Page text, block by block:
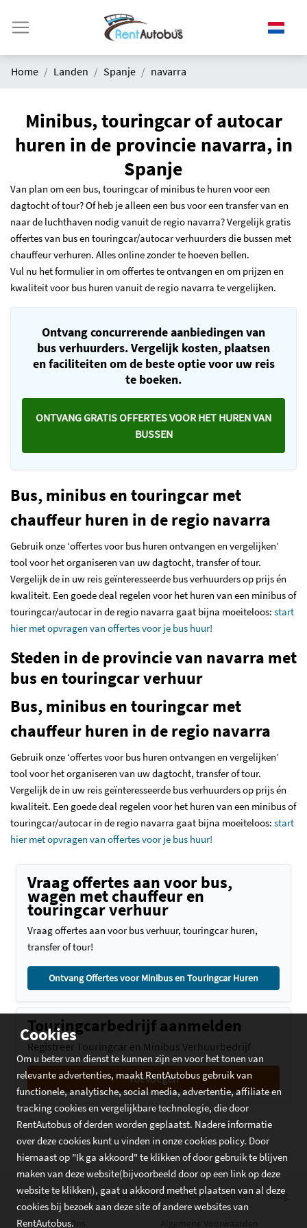
Home Landen Spanje navarra
Cookies
Om u beter van dienst te kunnen zijn en voor het tonen van
relevante advertenties, maakt RentAutobus gebruik van
functionele, analytische, social media, advertentie, affiliate en
tracking cookies en vergelijkbare technologie, die door
RentAutobus of derden worden geplaatst. Nadere informatie
over deze cookies kunt u vinden in onze cookies policy. Door
hiernaast op "Ik ga akkoord" te klikken of door gebruik te blijven
maken van deze website(bijvoorbeeld door op een link op deze
website te klikken), gaat u akkoord methet plaatsen van al deze
cookies bij bezoek aan deze site of andere websites van
RentAutobus.
Minibus, touringcar of autocar
huren in de provincie navarra, in
Spanje
Van plan om een bus, touringcar of minibus te huren voor een
dagtocht of tour? Of heb je alleen een bus voor een transfer van en
naar de luchthaven nodig vanuit de regio navarra? Vergelijk gratis
offertes van bus en touringcar/autocar verhuurders die bussen met
chauffeur verhuren. Alles online zonder te hoeven bellen.
Vul nu het formulier in om offertes te ontvangen en om prijzen en
kwaliteit voor bus huren vanuit de regio navarra te vergelijken.
Ontvang concurrerende aanbiedingen van
bus verhuurders. Vergelijk kosten, plaatsen
en faciliteiten om de beste optie voor uw reis
te boeken.
ONTVANG GRATIS OFFERTES VOOR HET HUREN VAN
BUSSEN
Bus, minibus en touringcar met
chauffeur huren in de regio navarra
Gebruik onze ‘offertes voor bus huren ontvangen en vergelijken’
tool voor het organiseren van uw dagtocht, transfer of tour.
Vergelijk de in uw reis geïnteresseerde bus verhuurders op prijs én
kwaliteit. Een goede deal regelen voor het huren van een minibus of
touringcar/autocar in de regio navarra gaat bijna moeiteloos: start
hier met opvragen van offertes voor je bus huur!
Steden in de provincie van navarra met
bus en touringcar verhuur
Bus, minibus en touringcar met
chauffeur huren in de regio navarra
Gebruik onze ‘offertes voor bus huren ontvangen en vergelijken’
tool voor het organiseren van uw dagtocht, transfer of tour.
Vergelijk de in uw reis geïnteresseerde bus verhuurders op prijs én
kwaliteit. Een goede deal regelen voor het huren van een minibus of
touringcar/autocar in de regio navarra gaat bijna moeiteloos: start
hier met opvragen van offertes voor je bus huur!
Vraag offertes aan voor bus,
wagen met chauffeur en
touringcar verhuur
Vraag offertes aan voor bus verhuur, touringcar huren,
transfer of tour!
Ontvang Offertes voor Minibus en Touringcar Huren
Touringcarbedrijf aanmelden
Registreer Touringcar en Minibus Verhuurbedrijf
Toevoegen
Contact Sitemap Busbedrijf aanmelden Landen Blog
Over Ons Algemene Voorwaarden